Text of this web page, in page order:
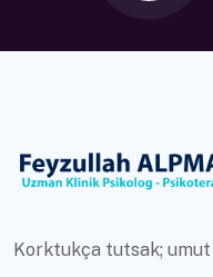
Korktukça tutsak;